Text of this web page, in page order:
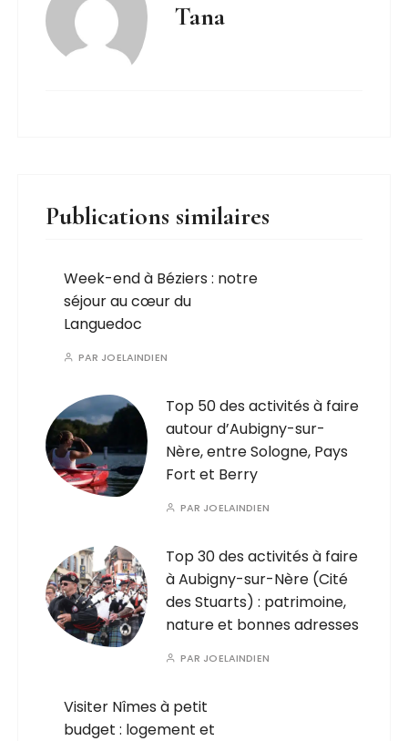
Tana
Publications similaires
Week-end à Béziers : notre
séjour au cœur du
Languedoc
PAR JOELAINDIEN
Top 50 des activités à faire
autour d’Aubigny-sur-
Nère, entre Sologne, Pays
Fort et Berry
PAR JOELAINDIEN
Top 30 des activités à faire
à Aubigny-sur-Nère (Cité
des Stuarts) : patrimoine,
nature et bonnes adresses
PAR JOELAINDIEN
Visiter Nîmes à petit
budget : logement et